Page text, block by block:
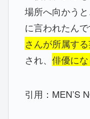
場所へ向かう
に言われたんで
さんが所属す
され、俳優に
引用：MEN’S